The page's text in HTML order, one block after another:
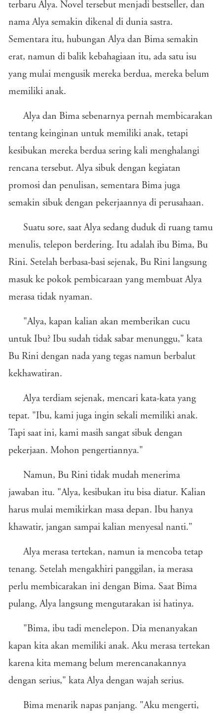
terbaru Alya. Novel tersebut menjadi bestseller, dan
nama Alya semakin dikenal di dunia sastra.
Sementara itu, hubungan Alya dan Bima semakin
erat, namun di balik kebahagiaan itu, ada satu isu
yang mulai mengusik mereka berdua, mereka belum
memiliki anak.
Alya dan Bima sebenarnya pernah membicarakan
tentang keinginan untuk memiliki anak, tetapi
kesibukan mereka berdua sering kali menghalangi
rencana tersebut. Alya sibuk dengan kegiatan
promosi dan penulisan, sementara Bima juga
semakin sibuk dengan pekerjaannya di perusahaan.
Suatu sore, saat Alya sedang duduk di ruang tamu
menulis, telepon berdering. Itu adalah ibu Bima, Bu
Rini. Setelah berbasa-basi sejenak, Bu Rini langsung
masuk ke pokok pembicaraan yang membuat Alya
merasa tidak nyaman.
"Alya, kapan kalian akan memberikan cucu
untuk Ibu? Ibu sudah tidak sabar menunggu," kata
Bu Rini dengan nada yang tegas namun berbalut
kekhawatiran.
Alya terdiam sejenak, mencari kata-kata yang
tepat. "Ibu, kami juga ingin sekali memiliki anak.
Tapi saat ini, kami masih sangat sibuk dengan
pekerjaan. Mohon pengertiannya."
Namun, Bu Rini tidak mudah menerima
jawaban itu. "Alya, kesibukan itu bisa diatur. Kalian
harus mulai memikirkan masa depan. Ibu hanya
khawatir, jangan sampai kalian menyesal nanti."
Alya merasa tertekan, namun ia mencoba tetap
tenang. Setelah mengakhiri panggilan, ia merasa
perlu membicarakan ini dengan Bima. Saat Bima
pulang, Alya langsung mengutarakan isi hatinya.
"Bima, ibu tadi menelepon. Dia menanyakan
kapan kita akan memiliki anak. Aku merasa tertekan
karena kita memang belum merencanakannya
dengan serius," kata Alya dengan wajah serius.
Bima menarik napas panjang. "Aku mengerti,